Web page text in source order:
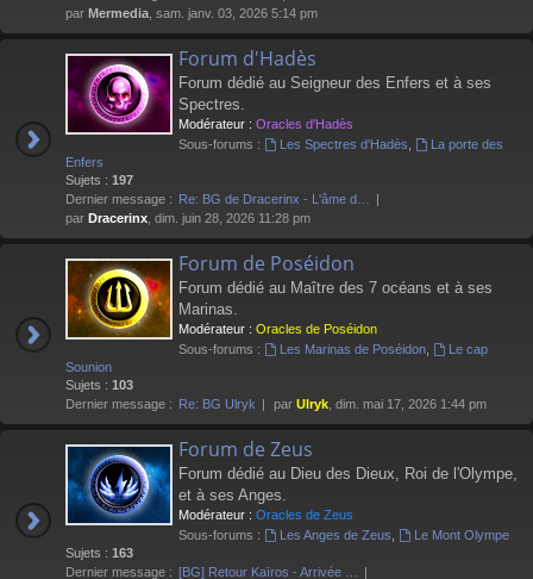
par Mermedia , sam. janv. 03, 2026 5:14 pm
Forum d'Hadès
Forum dédié au Seigneur des Enfers et à ses
Spectres.
Modérateur : Oracles d'Hadès
Sous-forums :
Les Spectres d'Hadès
La porte des
Enfers
Sujets : 197
Dernier message : Re: BG de Dracerinx - L'âme d…
par Dracerinx , dim. juin 28, 2026 11:28 pm
Forum de Poséidon
Forum dédié au Maître des 7 océans et à ses
Marinas.
Modérateur : Oracles de Poséidon
Sous-forums :
Les Marinas de Poséidon,
Le cap
Sounion
Sujets : 103
Dernier message : Re: BG Ulryk par Ulryk , dim. mai 17, 2026 1:44 pm
Forum de Zeus
Forum dédié au Dieu des Dieux, Roi de l'Olympe,
et à ses Anges.
Modérateur : Oracles de Zeus
Sous-forums :
Les Anges de Zeus
Le Mont Olympe
Sujets : 163
Dernier message : [BG] Retour Kaïros - Arrivée …